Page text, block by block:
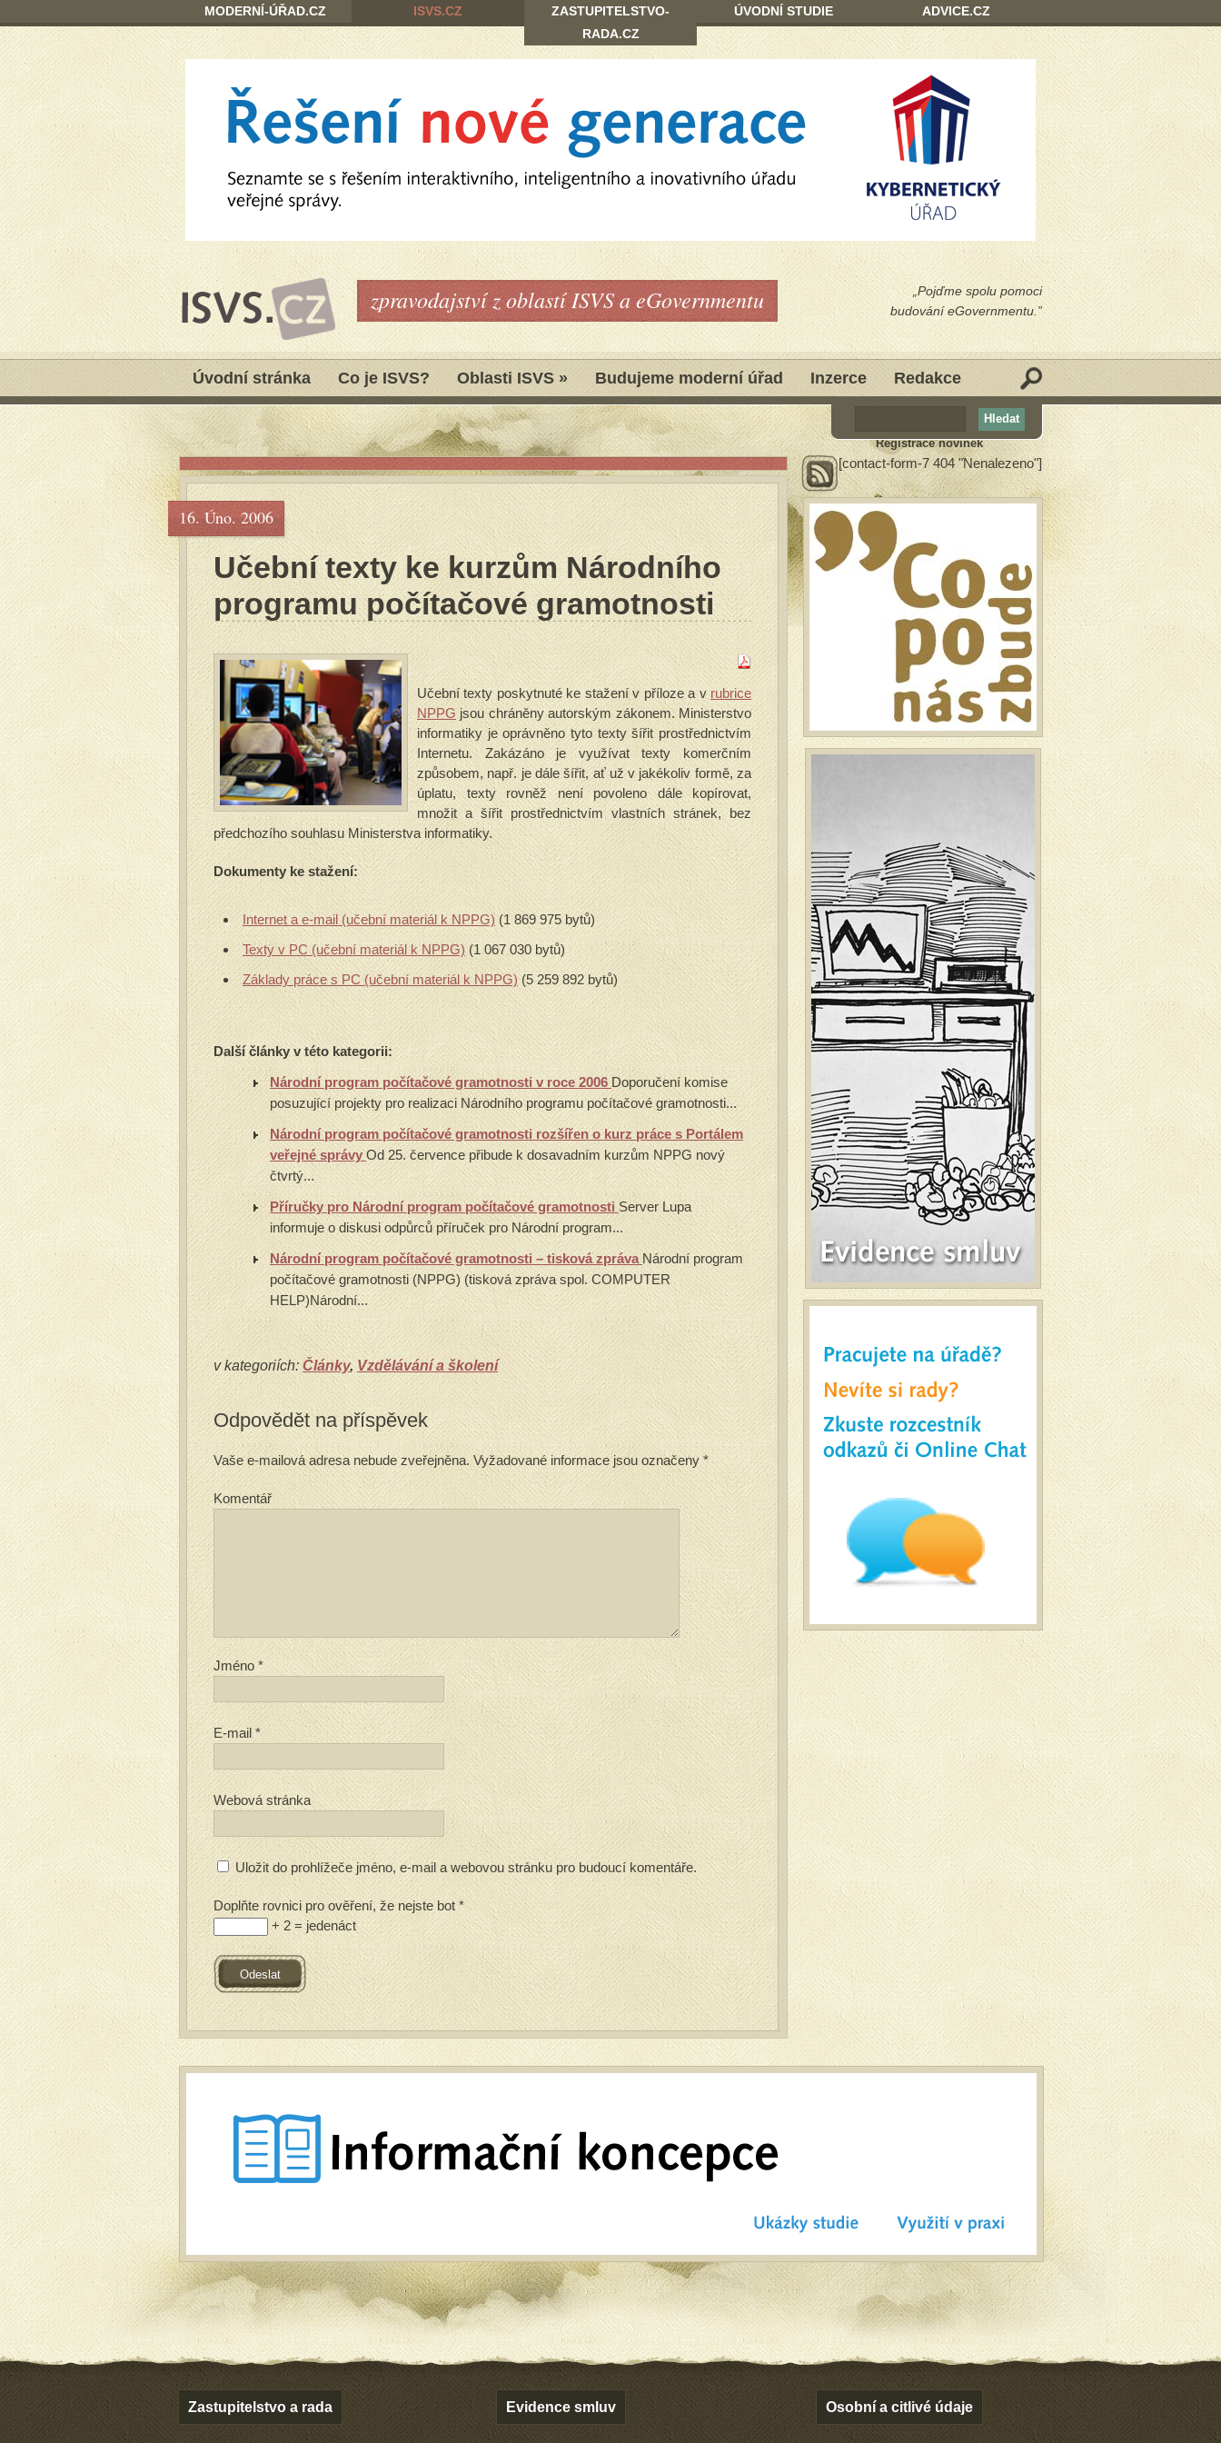
„Pojďme spolu pomoci
budování eGovernmentu.”
zpravodajství z oblastí ISVS a eGovernmentu
Úvodní stránka Co je ISVS? Oblasti ISVS » Budujeme moderní úřad Inzerce Redakce
16. Úno. 2006
Učební texty ke kurzům Národního
programu počítačové gramotnosti
Učební texty poskytnuté ke stažení v příloze a vrubrice
NPPG jsou chráněny autorským zákonem. Ministerstvo
informatiky je oprávněno tyto texty šířit prostřednictvím
Internetu. Zakázáno je využívat texty komerčním
způsobem, např. je dále šířit, ať už v jakékoliv formě, za
úplatu, texty rovněž není povoleno dále kopírovat,
množit a šířit prostřednictvím vlastních stránek, bez
předchozího souhlasu Ministerstva informatiky.
Dokumenty ke stažení:
Internet a e-mail (učební materiál k NPPG)(1 869 975 bytů)
Texty v PC (učební materiál k NPPG)(1 067 030 bytů)
Základy práce s PC (učební materiál k NPPG)(5 259 892 bytů)
Další články v této kategorii:
Národní program počítačové gramotnosti v roce 2006Doporučení komise
posuzující projekty pro realizaci Národního programu počítačové gramotnosti...
Národní program počítačové gramotnosti rozšířen o kurz práce s Portálem
veřejné správyOd 25. července přibude k dosavadním kurzům NPPG nový
čtvrtý...
Příručky pro Národní program počítačové gramotnostiServer Lupa
informuje o diskusi odpůrců příruček pro Národní program...
Národní program počítačové gramotnosti – tisková zprávaNárodní program
počítačové gramotnosti (NPPG) (tisková zpráva spol. COMPUTER
HELP)Národní...
v kategoriích:Články, Vzdělávání a školení
Odpovědět na příspěvek
Vaše e-mailová adresa nebude zveřejněna.Vyžadované informace jsou označeny*
Komentář
Jméno *
E-mail *
Webová stránka
Uložit do prohlížeče jméno, e-mail a webovou stránku pro budoucí komentáře.
Doplňte rovnici pro ověření, že nejste bot*
+ 2 = jedenáct
Registrace novinek
[contact-form-7 404 "Nenalezeno"]
Zastupitelstvo a rada Evidence smluv Osobní a citlivé údaje
MODERNÍ-ÚŘAD.CZ ISVS.CZ
ZASTUPITELSTVO-
RADA.CZ
ÚVODNÍ STUDIE ADVICE.CZ